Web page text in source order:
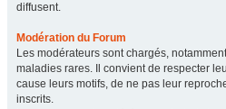
diffusent.
Modération du Forum
Les modérateurs sont chargés,
maladies rares. Il convient de respecter
cause leurs motifs, de ne pas leur
inscrits.